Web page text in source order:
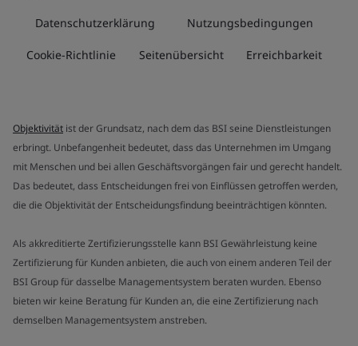
Datenschutzerklärung Nutzungsbedingungen
Cookie-Richtlinie Seitenübersicht Erreichbarkeit
Objektivität ist der Grundsatz, nach dem das BSI seine Dienstleistungen
erbringt. Unbefangenheit bedeutet, dass das Unternehmen im Umgang
mit Menschen und bei allen Geschäftsvorgängen fair und gerecht handelt.
Das bedeutet, dass Entscheidungen frei von Einflüssen getroffen werden,
die die Objektivität der Entscheidungsfindung beeinträchtigen könnten.
Als akkreditierte Zertifizierungsstelle kann BSI Gewährleistung keine
Zertifizierung für Kunden anbieten, die auch von einem anderen Teil der
BSI Group für dasselbe Managementsystem beraten wurden. Ebenso
bieten wir keine Beratung für Kunden an, die eine Zertifizierung nach
demselben Managementsystem anstreben.